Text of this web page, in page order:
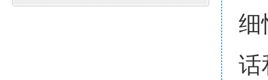
细
话